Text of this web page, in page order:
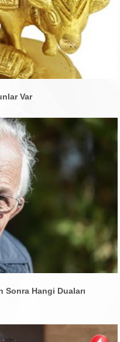
Var
Sonra Hangi Duaları